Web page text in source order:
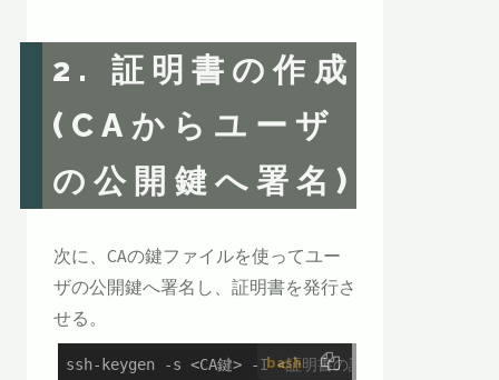
2. 証明書の作成
(CAからユーザ
の公開鍵へ署名)
次に、CAの鍵ファイルを使ってユー
ザの公開鍵へ署名し、証明書を発行さ
せる。
bash
ssh-keygen -s <CA鍵> -I <証明書の説明> -n <sshログイ